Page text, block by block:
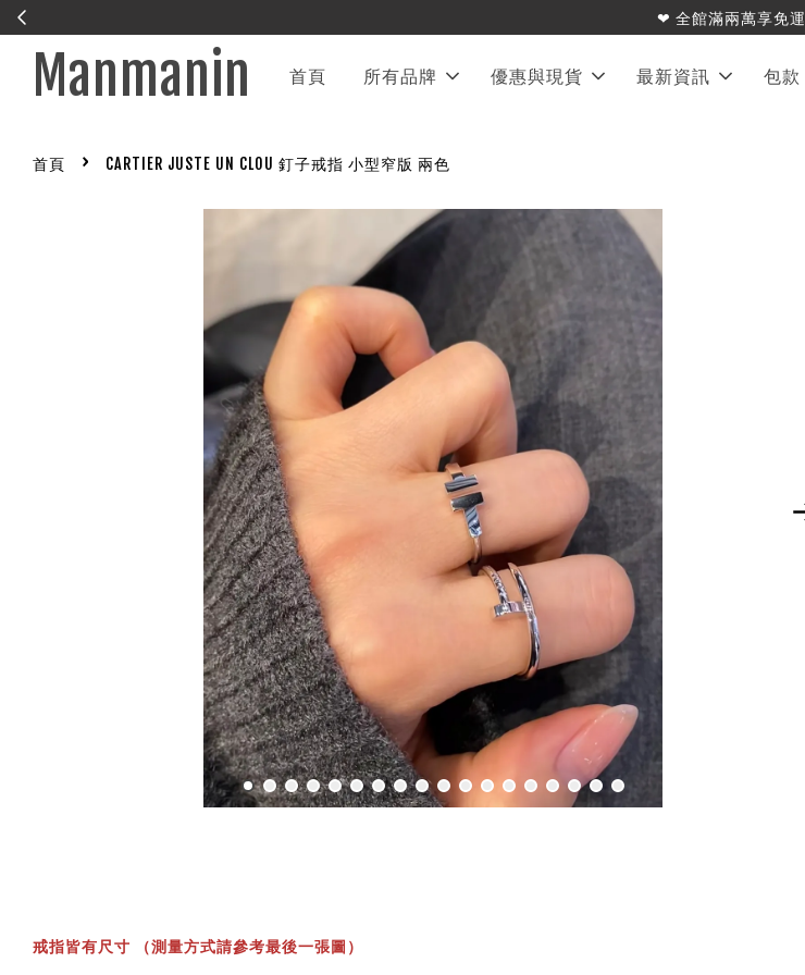
❤︎ 全館滿兩萬享免運
Manmanin 首頁 所有品牌 優惠與現貨 最新資訊 包款
首頁 › CARTIER JUSTE UN CLOU 釘子戒指 小型窄版 兩色
戒指皆有尺寸 （測量方式請參考最後一張圖）